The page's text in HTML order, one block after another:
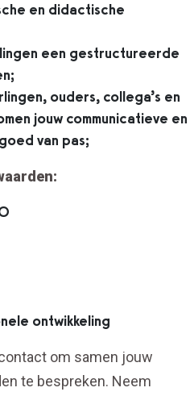
en didactische
een gestructureerde
ouders, collega’s en
jouw communicatieve en
van pas;
ontwikkeling
om samen jouw
te bespreken. Neem